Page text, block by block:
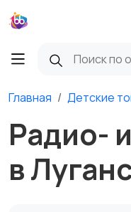
Главная Детские
Радио-
в